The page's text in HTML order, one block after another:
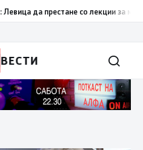
да престане со лекции за морал
ВЕСТИ